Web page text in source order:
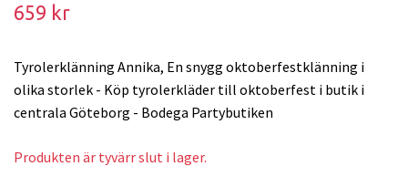
659 kr
Tyrolerklänning Annika, En snygg oktoberfestklänning i
olika storlek - Köp tyrolerkläder till oktoberfest i butik i
centrala Göteborg - Bodega Partybutiken
Produkten är tyvärr slut i lager.